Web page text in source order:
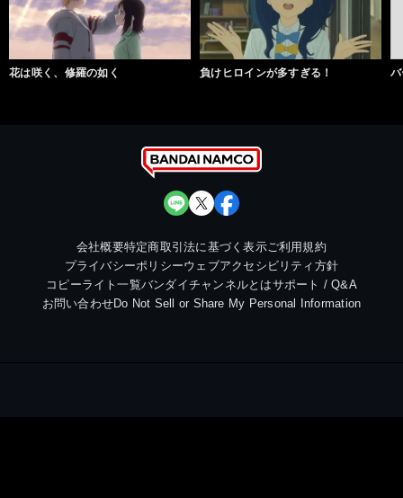
花は咲く、修羅の如く 負けヒロインが多すぎる！
会社概要特定商取引法に基づく表示ご利用規約
プライバシーポリシーウェブアクセシビリティ方針
コピーライト一覧バンダイチャンネルとはサポート / Q&A
お問い合わせDo Not Sell or Share My Personal Information